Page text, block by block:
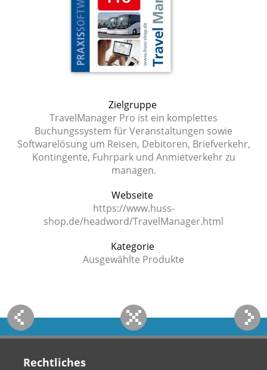
Zielgruppe
TravelManager Pro ist ein komplettes
Buchungssystem für Veranstaltungen sowie
Softwarelösung um Reisen, Debitoren, Briefverkehr,
Kontingente, Fuhrpark und Anmietverkehr zu
managen.
Webseite
https://www.huss-
shop.de/headword/TravelManager.html
Kategorie
Ausgewählte Produkte
Rechtliches